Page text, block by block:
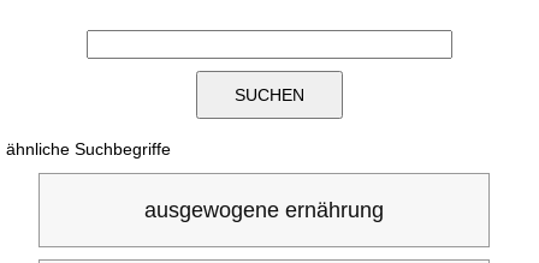
ähnliche Suchbegriffe
ausgewogene ernährung